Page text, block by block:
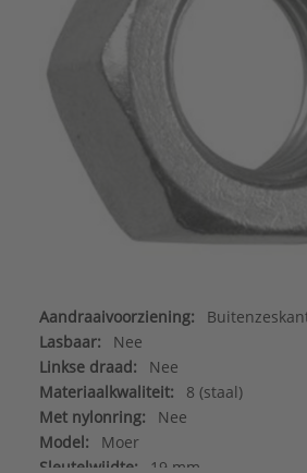
Aandraaivoorziening:
Lasbaar:
Nee
Linkse draad:
Nee
Materiaalkwaliteit:
8 (staal)
Met nylonring:
Nee
Model:
Moer
Sleutelwijdte:
19 mm